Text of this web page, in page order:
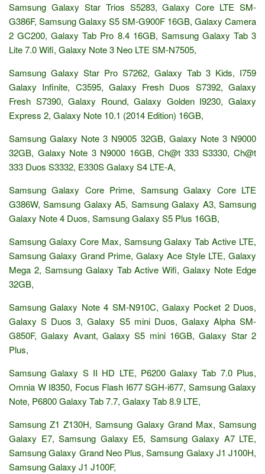
Samsung Galaxy Star Trios S5283, Galaxy Core LTE SM-
G386F, Samsung Galaxy S5 SM-G900F 16GB, Galaxy Camera
2 GC200, Galaxy Tab Pro 8.4 16GB, Samsung Galaxy Tab 3
Lite 7.0 Wifi, Galaxy Note 3 Neo LTE SM-N7505,
Samsung Galaxy Star Pro S7262, Galaxy Tab 3 Kids, I759
Galaxy Infinite, C3595, Galaxy Fresh Duos S7392, Galaxy
Fresh S7390, Galaxy Round, Galaxy Golden I9230, Galaxy
Express 2, Galaxy Note 10.1 (2014 Edition) 16GB,
Samsung Galaxy Note 3 N9005 32GB, Galaxy Note 3 N9000
32GB, Galaxy Note 3 N9000 16GB, Ch@t 333 S3330, Ch@t
333 Duos S3332, E330S Galaxy S4 LTE-A,
Samsung Galaxy Core Prime, Samsung Galaxy Core LTE
G386W, Samsung Galaxy A5, Samsung Galaxy A3, Samsung
Galaxy Note 4 Duos, Samsung Galaxy S5 Plus 16GB,
Samsung Galaxy Core Max, Samsung Galaxy Tab Active LTE,
Samsung Galaxy Grand Prime, Galaxy Ace Style LTE, Galaxy
Mega 2, Samsung Galaxy Tab Active Wifi, Galaxy Note Edge
32GB,
Samsung Galaxy Note 4 SM-N910C, Galaxy Pocket 2 Duos,
Galaxy S Duos 3, Galaxy S5 mini Duos, Galaxy Alpha SM-
G850F, Galaxy Avant, Galaxy S5 mini 16GB, Galaxy Star 2
Plus,
Samsung Galaxy S II HD LTE, P6200 Galaxy Tab 7.0 Plus,
Omnia W I8350, Focus Flash I677 SGH-i677, Samsung Galaxy
Note, P6800 Galaxy Tab 7.7, Galaxy Tab 8.9 LTE,
Samsung Z1 Z130H, Samsung Galaxy Grand Max, Samsung
Galaxy E7, Samsung Galaxy E5, Samsung Galaxy A7 LTE,
Samsung Galaxy Grand Neo Plus, Samsung Galaxy J1 J100H,
Samsung Galaxy J1 J100F,